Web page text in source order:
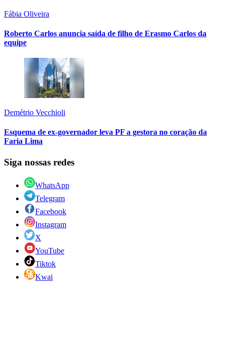
Fábia Oliveira
Roberto Carlos anuncia saída de filho de Erasmo Carlos da
equipe
Demétrio Vecchioli
Esquema de ex-governador leva PF a gestora no coração da
Faria Lima
Siga nossas redes
WhatsApp
Telegram
Facebook
Instagram
X
YouTube
Tiktok
Kwai